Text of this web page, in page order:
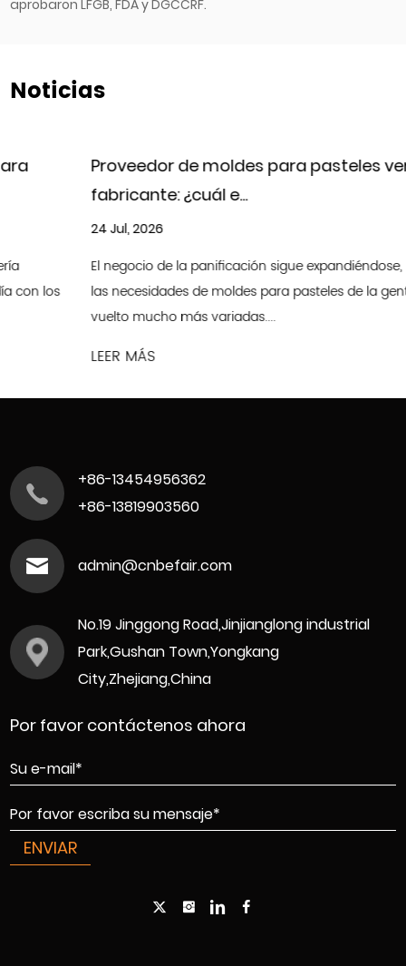
aprobaron LFGB, FDA y DGCCRF.
Noticias
Proveedor de moldes para pasteles versus
fabricante: ¿cuál e...
El negocio de la panificación sigue expandiéndose, por lo que
las necesidades de moldes para pasteles de la gente se han
vuelto mucho más variadas....
+86-13454956362
+86-13819903560
admin@cnbefair.com
No.19 Jinggong Road,Jinjianglong industrial
Park,Gushan Town,Yongkang
City,Zhejiang,China
Por favor contáctenos ahora